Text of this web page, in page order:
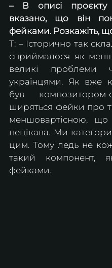
– В описі проєкту
вказано, що він
фейками. Розкажіть,
Т: – Історично так
сприймалося як
великі
українцями. Як вже
був
ширяться фейки про
меншовартісною, що
нецікава. Ми
цим. Тому ледь не
такий компонент,
фейками.